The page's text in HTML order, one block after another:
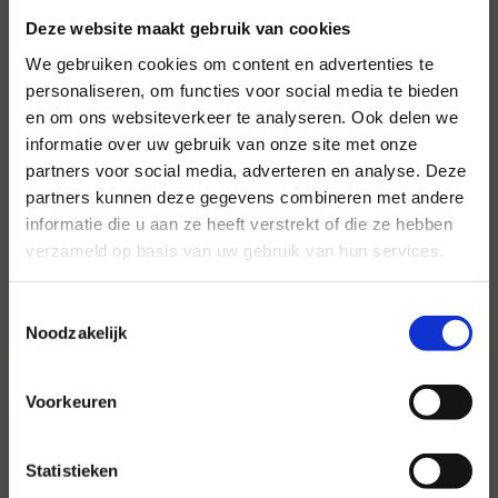
Deze website maakt gebruik van cookies
We gebruiken cookies om content en advertenties te
personaliseren, om functies voor social media te bieden
en om ons websiteverkeer te analyseren. Ook delen we
informatie over uw gebruik van onze site met onze
partners voor social media, adverteren en analyse. Deze
partners kunnen deze gegevens combineren met andere
informatie die u aan ze heeft verstrekt of die ze hebben
verzameld op basis van uw gebruik van hun services.
Noodzakelijk
Voorkeuren
Statistieken
Voor al uw evenementen en
partijen
Hansen Evenementen is uw partner voor
evenementen van groot tot klein.